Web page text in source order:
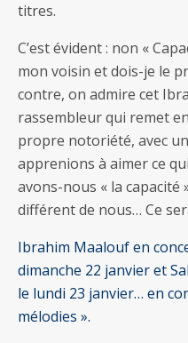
titres.
C’est évident : non «
mon voisin et dois-je le
contre, on admire cet
rassembleur qui remet
propre notoriété, avec
apprenions à aimer ce
avons-nous « la capacité
différent de nous… Ce
Ibrahim Maalouf en
dimanche 22 janvier et
le lundi 23 janvier… en
mélodies ».